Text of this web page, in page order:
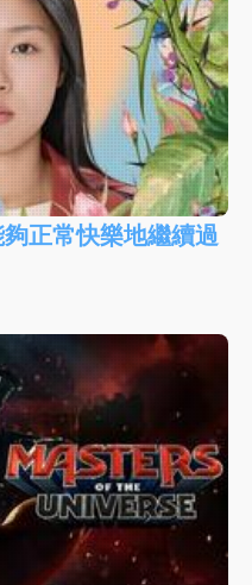
正常快樂地繼續過